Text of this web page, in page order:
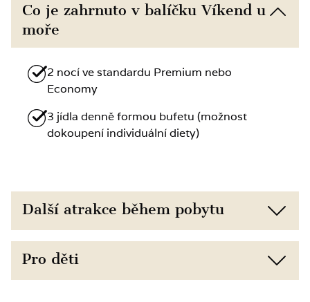
Co je zahrnuto v balíčku Víkend u
moře
2 nocí ve standardu Premium nebo
Economy
3 jídla denně formou bufetu (možnost
dokoupení individuální diety)
Další atrakce během pobytu
Bezprostřední blízkost pláže (150 m) a
Pro děti